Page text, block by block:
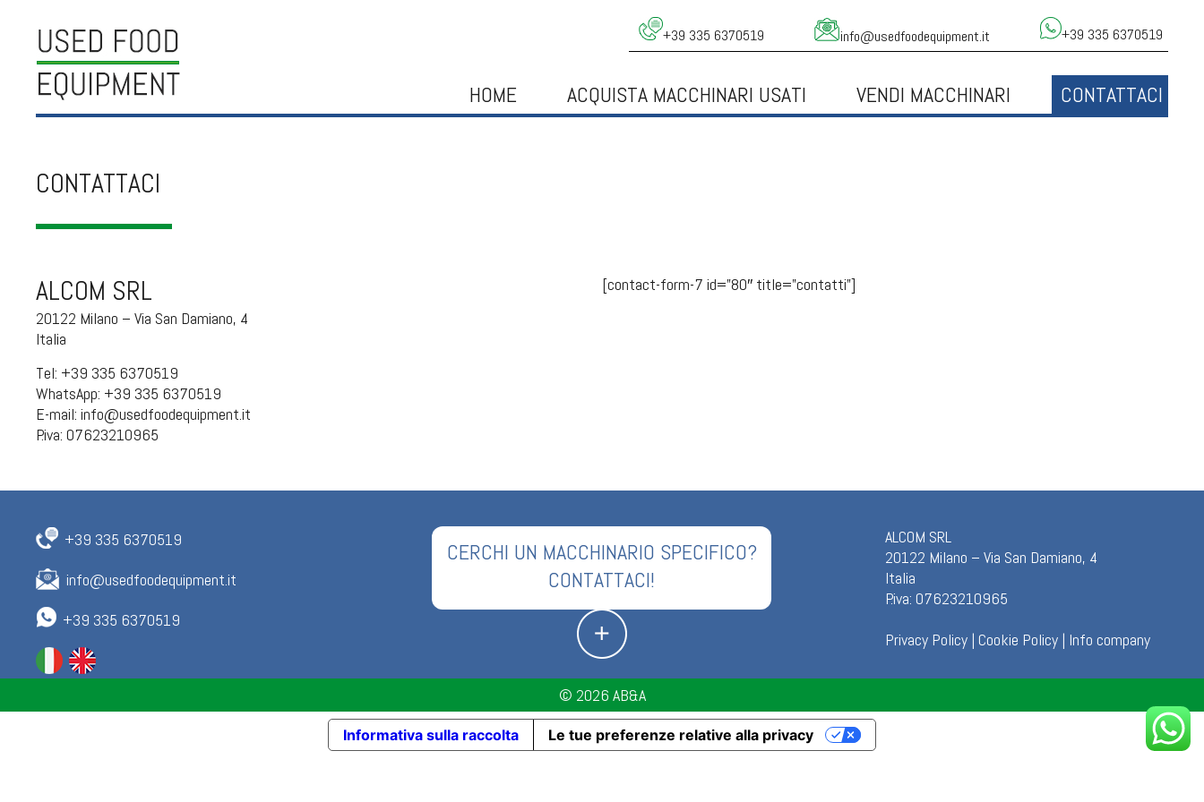
+39 335 6370519 info@usedfoodequipment.it +39 335 6370519
HOME ACQUISTA MACCHINARI USATI VENDI MACCHINARI CONTATTACI
CONTATTACI
ALCOM SRL
20122 Milano – Via San Damiano, 4
Italia
Tel: +39 335 6370519
WhatsApp: +39 335 6370519
E-mail:info@usedfoodequipment.it
P.iva: 07623210965
[contact-form-7 id=”80″ title=”contatti”]
+39 335 6370519
info@usedfoodequipment.it
+39 335 6370519
CERCHI UN MACCHINARIO SPECIFICO?
CONTATTACI!
ALCOM SRL
20122 Milano – Via San Damiano, 4
Italia
P.iva: 07623210965
Privacy Policy| Cookie Policy| Info company
© 2026 AB&A
Informativa sulla raccolta Le tue preferenze relative alla privacy